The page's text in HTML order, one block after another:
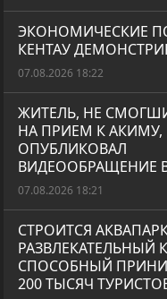
ЭКОНОМИЧЕСКИЕ
КЕНТАУ
07.08.2026 18:22
ЖИТЕЛЬ, НЕ
НА ПРИЕМ К АКИМУ,
ОПУБЛИКОВАЛ
ВИДЕООБРАЩЕНИЕ
07.08.2026 18:21
СТРОИТСЯ
РАЗВЛЕКАТЕЛЬНЫЙ
СПОСОБНЫЙ
200 ТЫСЯЧ